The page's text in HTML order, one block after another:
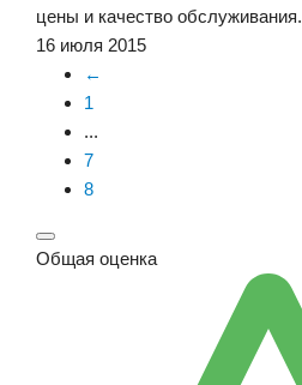
цены и качество обслуживания.
16 июля 2015
←
1
...
7
8
Общая оценка